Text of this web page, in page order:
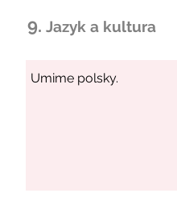
9. Jazyk a kultura